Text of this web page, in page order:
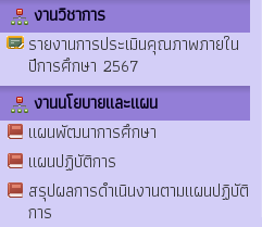
งานวิชาการ
รายงานการประเมินคุณภาพภายใน
ปีการศึกษา 2567
งานนโยบายและแผน
แผนพัฒนาการศึกษา
แผนปฏิบัติการ
สรุปผลการดำเนินงานตามแผนปฏิบัติ
การ